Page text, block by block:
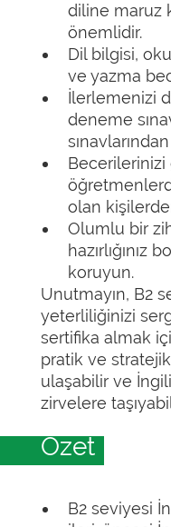
diline maruz
önemlidir.
Dil bilgisi,
ve yazma
İlerlemenizi
deneme
olan
Olumlu bir
koruyun.
Unutmayın, B2
yeterliliğinizi
sertifika almak
pratik ve stratejik
ulaşabilir ve
zirvelere
Özet
B2 seviyesi